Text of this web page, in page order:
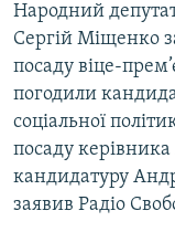
ДОЛУЧАЙСЯ!
Усі сайти RFE/RL
Народний
Сергій Міщенко
посаду віце-
погодили
соціальної
посаду
кандидатуру
заявив Радіо